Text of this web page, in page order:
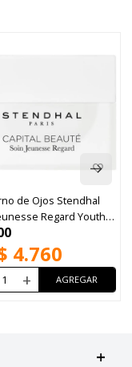
Lancome
J50ml Refill R23
-